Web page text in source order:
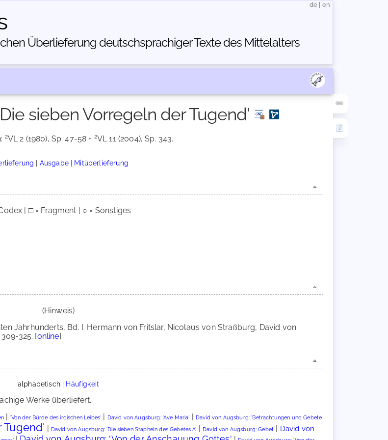
Über­lieferung deutschsprachiger Texte des Mittelalters
de en
sieben Vorregeln der Tugend'
2VL 2 (1980), Sp. 47-58 + 2VL 11 (2004), Sp. 343.
| Ausgabe| Mitüberlieferung
| □ = Fragment | ○ = Sonstiges
(Hinweis)
Jahrhunderts, Bd. I: Hermann von Fritslar, Nicolaus von Straßburg, David von
325. [online]
alphabetisch| Häufigkeit
Werke überliefert.
|'Von der Bürde des irdischen Leibes' | David von Augsburg: 'Ave Maria' | David von Augsburg: 'Betrachtungen und Gebete
Tugend' | David von Augsburg: 'Die sieben Stapheln des Gebetes A' | David von Augsburg: Gebet | David von